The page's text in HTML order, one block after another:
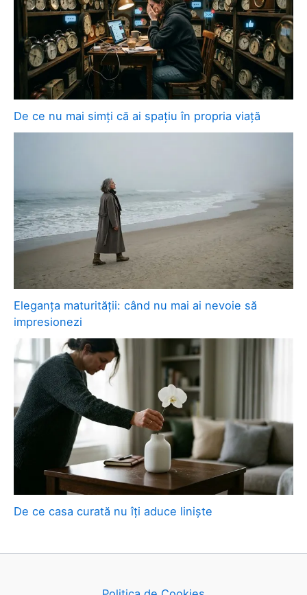
De ce nu mai simți că ai spațiu în propria viață
Eleganța maturității: când nu mai ai nevoie să
impresionezi
De ce casa curată nu îți aduce liniște